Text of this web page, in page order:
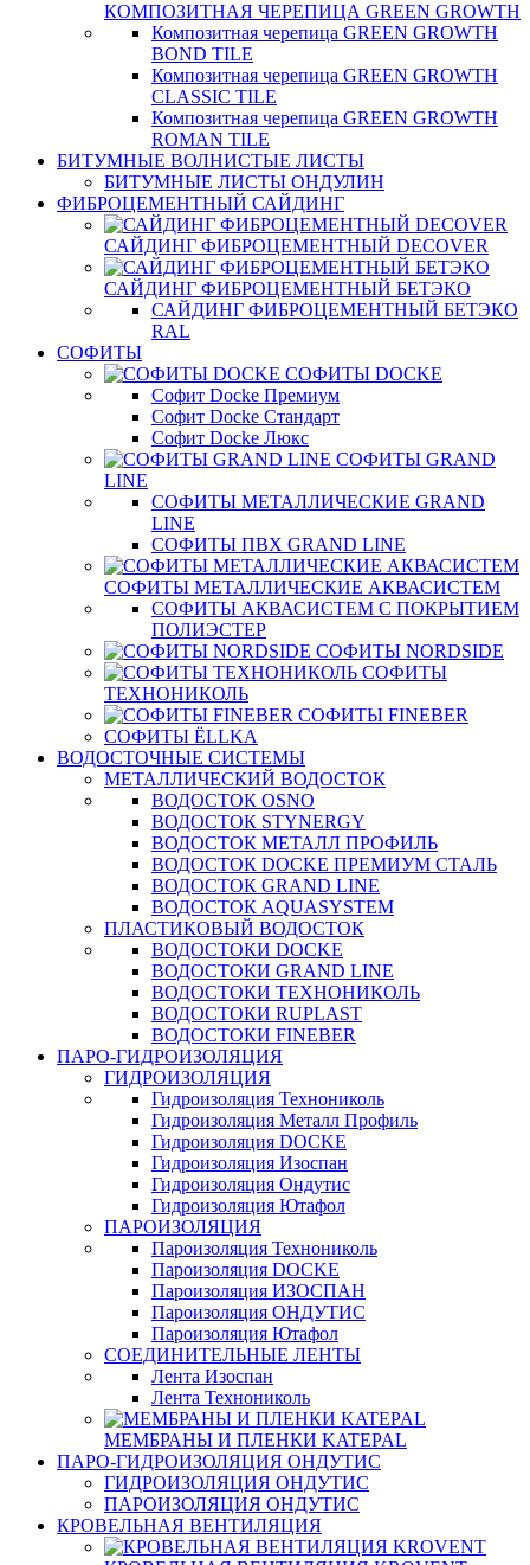
КОМПОЗИТНАЯ ЧЕРЕПИЦА GREEN GROWTH
Композитная черепица GREEN GROWTH
BOND TILE
Композитная черепица GREEN GROWTH
CLASSIC TILE
Композитная черепица GREEN GROWTH
ROMAN TILE
БИТУМНЫЕ ВОЛНИСТЫЕ ЛИСТЫ
БИТУМНЫЕ ЛИСТЫ ОНДУЛИН
ФИБРОЦЕМЕНТНЫЙ САЙДИНГ
САЙДИНГ ФИБРОЦЕМЕНТНЫЙ DECOVER
САЙДИНГ ФИБРОЦЕМЕНТНЫЙ БЕТЭКО
САЙДИНГ ФИБРОЦЕМЕНТНЫЙ БЕТЭКО
RAL
СОФИТЫ
СОФИТЫ DOCKE
Софит Docke Премиум
Софит Docke Стандарт
Софит Docke Люкс
СОФИТЫ GRAND
LINE
СОФИТЫ МЕТАЛЛИЧЕСКИЕ GRAND
LINE
СОФИТЫ ПВХ GRAND LINE
СОФИТЫ МЕТАЛЛИЧЕСКИЕ АКВАСИСТЕМ
СОФИТЫ АКВАСИСТЕМ С ПОКРЫТИЕМ
ПОЛИЭСТЕР
СОФИТЫ NORDSIDE
СОФИТЫ
ТЕХНОНИКОЛЬ
СОФИТЫ FINEBER
СОФИТЫ ЁLLKA
ВОДОСТОЧНЫЕ СИСТЕМЫ
МЕТАЛЛИЧЕСКИЙ ВОДОСТОК
ВОДОСТОК OSNO
ВОДОСТОК STYNERGY
ВОДОСТОК МЕТАЛЛ ПРОФИЛЬ
ВОДОСТОК DOCKE ПРЕМИУМ СТАЛЬ
ВОДОСТОК GRAND LINE
ВОДОСТОК AQUASYSTEM
ПЛАСТИКОВЫЙ ВОДОСТОК
ВОДОСТОКИ DOCKE
ВОДОСТОКИ GRAND LINE
ВОДОСТОКИ ТЕХНОНИКОЛЬ
ВОДОСТОКИ RUPLAST
ВОДОСТОКИ FINEBER
ПАРО-ГИДРОИЗОЛЯЦИЯ
ГИДРОИЗОЛЯЦИЯ
Гидроизоляция Технониколь
Гидроизоляция Металл Профиль
Гидроизоляция DOCKE
Гидроизоляция Изоспан
Гидроизоляция Ондутис
Гидроизоляция Ютафол
ПАРОИЗОЛЯЦИЯ
Пароизоляция Технониколь
Пароизоляция DOCKE
Пароизоляция ИЗОСПАН
Пароизоляция ОНДУТИС
Пароизоляция Ютафол
СОЕДИНИТЕЛЬНЫЕ ЛЕНТЫ
Лента Изоспан
Лента Технониколь
МЕМБРАНЫ И ПЛЕНКИ KATEPAL
ПАРО-ГИДРОИЗОЛЯЦИЯ ОНДУТИС
ГИДРОИЗОЛЯЦИЯ ОНДУТИС
ПАРОИЗОЛЯЦИЯ ОНДУТИС
КРОВЕЛЬНАЯ ВЕНТИЛЯЦИЯ